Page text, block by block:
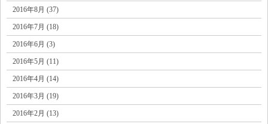
2016年8月 (37)
2016年7月 (18)
2016年6月 (3)
2016年5月 (11)
2016年4月 (14)
2016年3月 (19)
2016年2月 (13)